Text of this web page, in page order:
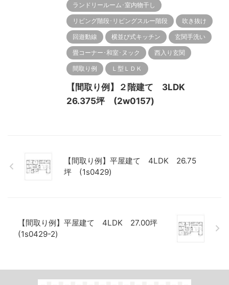
ランドリールーム･室内物干し
リビング階段･リビングスルー階段 吹き抜け
回遊動線 横並び式キッチン 玄関手洗い
畳コーナー･和室･ヌック 西入り玄関
間取り例 Ｌ型ＬＤＫ
【間取り例】２階建て 3LDK
26.375坪 (2w0157)
【間取り例】平屋建て 4LDK 26.75
坪 (1s0429)
【間取り例】平屋建て 4LDK 27.00坪
(1s0429-2)